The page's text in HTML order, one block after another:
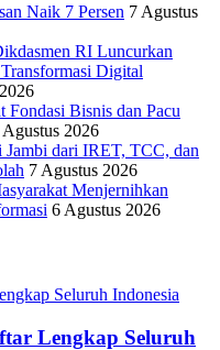
Naik 7 Persen 7 Agustus
RI Luncurkan
Digital
Fondasi Bisnis dan Pacu
Agustus 2026
Jambi dari IRET, TCC, dan
7 Agustus 2026
Menjernihkan
6 Agustus 2026
Lengkap Seluruh